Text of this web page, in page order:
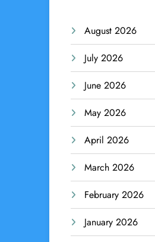
August 2026
July 2026
June 2026
May 2026
April 2026
March 2026
February 2026
January 2026